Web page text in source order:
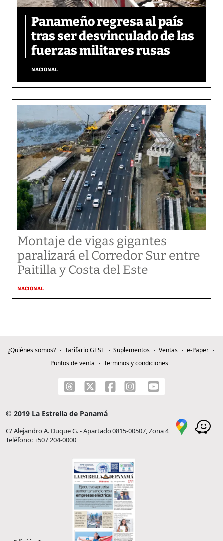
Panameño regresa al país
tras ser desvinculado de las
fuerzas militares rusas
NACIONAL
Montaje de vigas gigantes
paralizará el Corredor Sur entre
Paitilla y Costa del Este
NACIONAL
¿Quiénes somos? Tarifario GESE Suplementos Ventas
e-Paper
Puntos de venta
Términos y condiciones
© 2019 La Estrella de Panamá
C/ Alejandro A. Duque G. - Apartado 0815-00507, Zona 4
Teléfono: +507 204-0000